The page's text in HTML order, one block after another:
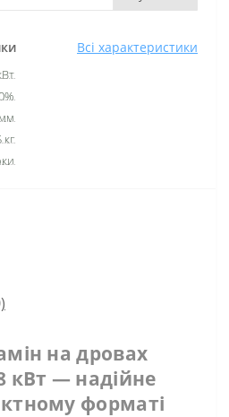
Всі характеристики
кг
на дровах
кВт — надійне
форматі